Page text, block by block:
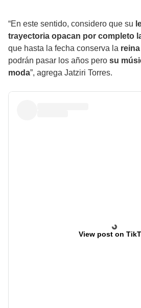
“En este sentido, considero que su
trayectoria opacan por completo
que hasta la fecha conserva la
podrán pasar los años pero su
moda”, agrega Jatziri Torres.
View post on